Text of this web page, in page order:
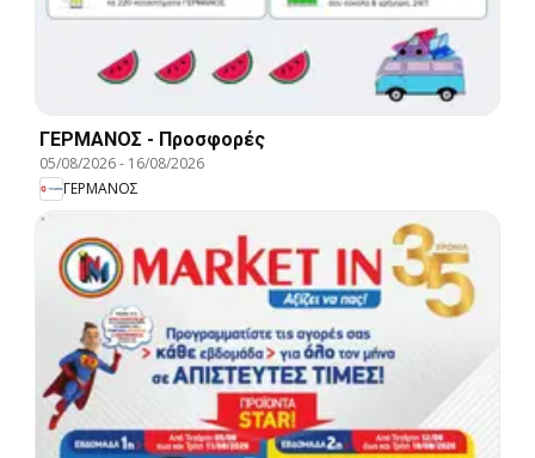
ΓΕΡΜΑΝΟΣ - Προσφορές
05/08/2026- 16/08/2026
ΓΕΡΜΑΝΟΣ